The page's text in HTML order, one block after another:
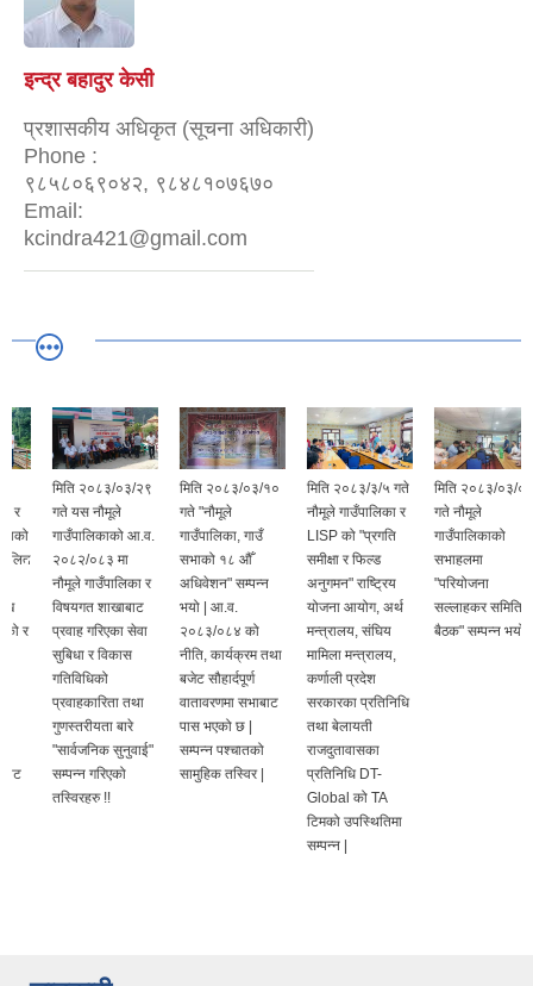
इन्द्र बहादुर केसी
प्रशासकीय अधिकृत (सूचना अधिकारी)
Phone :
९८५८०६९०४२, ९८४८१०७६७०
Email:
kcindra421@gmail.com
मिति २०८३/०३/२९
गते यस नौमूले
गाउँपालिकाको आ.व.
२०८२/०८३ मा
नौमूले गाउँपालिका र
विषयगत शाखाबाट
प्रवाह गरिएका सेवा
सुबिधा र विकास
गतिविधिको
प्रवाहकारिता तथा
गुणस्तरीयता बारे
"सार्वजनिक सुनुवाई"
सम्पन्न गरिएको
तस्विरहरु !!
मिति २०८३/०३/१०
गते "नौमूले
गाउँपालिका, गाउँ
सभाको १८ औँ
अधिवेशन" सम्पन्न
भयो | आ.व.
२०८३/०८४ को
नीति, कार्यक्रम तथा
बजेट सौहार्दपूर्ण
वातावरणमा सभाबाट
पास भएको छ |
सम्पन्न पश्चातको
सामुहिक तस्विर |
मिति २०८३/३/५ गते
नौमूले गाउँपालिका र
LISP को "प्रगति
समीक्षा र फिल्ड
अनुगमन" राष्ट्रिय
योजना आयोग, अर्थ
मन्त्रालय, संघिय
मामिला मन्त्रालय,
कर्णाली प्रदेश
सरकारका प्रतिनिधि
तथा बेलायती
राजदुतावासका
प्रतिनिधि DT-
Global को TA
टिमको उपस्थितिमा
सम्पन्न |
मिति २०८३/०३/०४
गते नौमूले
गाउँपालिकाको
सभाहलमा
"परियोजना
सल्लाहकर समितिको
बैठक" सम्पन्न भयो |